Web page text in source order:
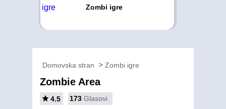
Zombi igre
Domovska stran Zombi igre
Zombie Area
4.5 173 Glasovi